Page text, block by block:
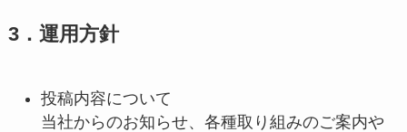
3．運用方針
投稿内容について
当社からのお知らせ、各種取り組みのご案内や